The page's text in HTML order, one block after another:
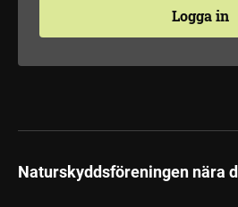
Logga in
Naturskyddsföreningen nära